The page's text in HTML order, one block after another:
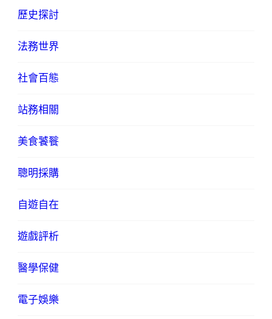
歷史探討
法務世界
社會百態
站務相關
美食饕餮
聰明採購
自遊自在
遊戲評析
醫學保健
電子娛樂